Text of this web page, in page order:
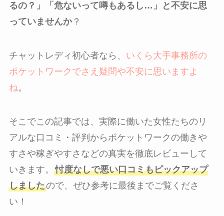
るの？」「危ないって噂もあるし…」と不安に思
っていませんか？
チャットレディ初心者なら、 いくら大手事務所の
ポケットワークでさえ疑問や不安に思いますよ
ね。
そこでこの記事では、実際に働いた女性たちのリ
アルな口コミ・評判からポケットワークの働きや
すさや稼ぎやすさなどの真実を徹底レビューして
いきます。 忖度なしで悪い口コミもピックアップ
しましたので、ぜひ参考に最後までご覧くださ
い！